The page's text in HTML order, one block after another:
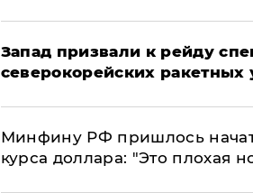
Запад призвали к рейду
северокорейских ракетных
Минфину РФ пришлось
курса доллара: "Это плохая